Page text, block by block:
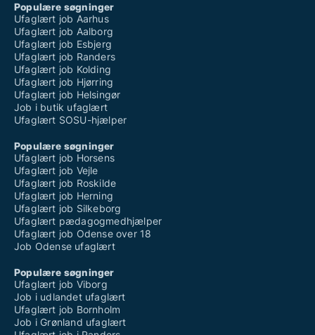
Populære søgninger
Ufaglært job Aarhus
Ufaglært job Aalborg
Ufaglært job Esbjerg
Ufaglært job Randers
Ufaglært job Kolding
Ufaglært job Hjørring
Ufaglært job Helsingør
Job i butik ufaglært
Ufaglært SOSU-hjælper
Populære søgninger
Ufaglært job Horsens
Ufaglært job Vejle
Ufaglært job Roskilde
Ufaglært job Herning
Ufaglært job Silkeborg
Ufaglært pædagogmedhjælper
Ufaglært job Odense over 18
Job Odense ufaglært
Populære søgninger
Ufaglært job Viborg
Job i udlandet ufaglært
Ufaglært job Bornholm
Job i Grønland ufaglært